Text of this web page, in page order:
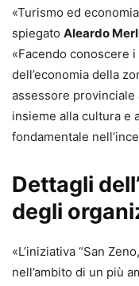
«Turismo ed
spiegato Aleardo
«Facendo conoscere
dell’economia della
assessore provinciale
insieme alla cultura e
fondamentale
Dettagli
degli
«L’iniziativa “San
nell’ambito di un più